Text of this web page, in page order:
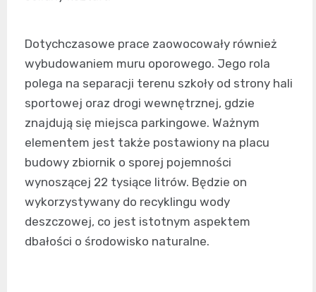
Dotychczasowe prace zaowocowały również
wybudowaniem muru oporowego. Jego rola
polega na separacji terenu szkoły od strony hali
sportowej oraz drogi wewnętrznej, gdzie
znajdują się miejsca parkingowe. Ważnym
elementem jest także postawiony na placu
budowy zbiornik o sporej pojemności
wynoszącej 22 tysiące litrów. Będzie on
wykorzystywany do recyklingu wody
deszczowej, co jest istotnym aspektem
dbałości o środowisko naturalne.